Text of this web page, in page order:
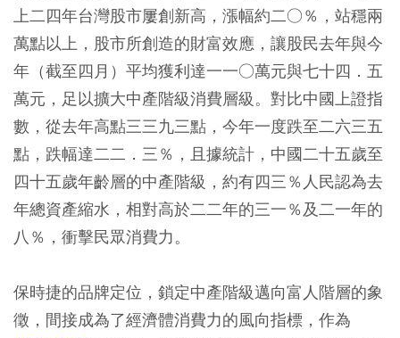
上二四年台灣股市屢創新高，漲幅約二○％，站穩兩
萬點以上，股市所創造的財富效應，讓股民去年與今
年（截至四月）平均獲利達一一○萬元與七十四．五
萬元，足以擴大中產階級消費層級。對比中國上證指
數，從去年高點三三九三點，今年一度跌至二六三五
點，跌幅達二二．三％，且據統計，中國二十五歲至
四十五歲年齡層的中產階級，約有四三％人民認為去
年總資產縮水，相對高於二二年的三一％及二一年的
八％，衝擊民眾消費力。
保時捷的品牌定位，鎖定中產階級邁向富人階層的象
徵，間接成為了經濟體消費力的風向指標，作為